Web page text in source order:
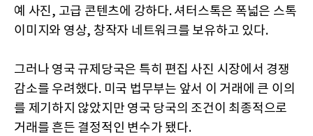
예 사진, 고급 콘텐츠에 강하다. 셔터스톡은 폭넓은 스톡
이미지와 영상, 창작자 네트워크를 보유하고 있다.
그러나 영국 규제당국은 특히 편집 사진 시장에서 경쟁
감소를 우려했다. 미국 법무부는 앞서 이 거래에 큰 이의
를 제기하지 않았지만 영국 당국의 조건이 최종적으로
거래를 흔든 결정적인 변수가 됐다.